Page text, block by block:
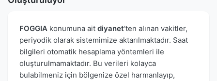
FOGGIA konumuna ait diyanet'ten alınan vakitler,
periyodik olarak sistemimize aktarılmaktadır. Saat
bilgileri otomatik hesaplama yöntemleri ile
oluşturulmamaktadır. Bu verileri kolayca
bulabilmeniz için bölgenize özel harmanlayıp,